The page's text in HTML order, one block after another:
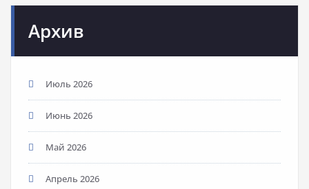
Архив
Июль 2026
Июнь 2026
Май 2026
Апрель 2026